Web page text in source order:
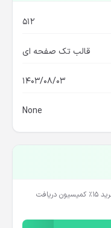
512
قالب تک صفحه ای
1403/08/03
None
با معرفی این محصول به دوستان خود، از هر خرید ۱۵٪ کمیسیون دریافت